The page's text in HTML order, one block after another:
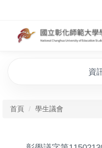
資
首頁 學生議會